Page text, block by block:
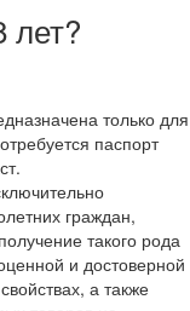
лет?
только для
паспорт
граждан,
такого рода
и достоверной
а также